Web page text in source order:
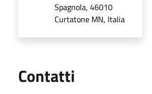
Spagnola, 46010
Curtatone MN, Italia
Contatti